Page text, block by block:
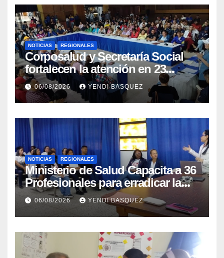
NOTICIAS REGIONALES
Corposalud y Secretaría Social
fortalecen la atención en 23
municipios
06/08/2026 YENDI BASQUEZ
NOTICIAS REGIONALES
Ministerio de Salud Capacita a 36
Profesionales para erradicar la
Tuberculosis en Yaracuy
06/08/2026 YENDI BASQUEZ